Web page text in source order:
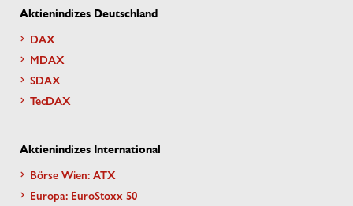
Aktienindizes Deutschland
DAX
MDAX
SDAX
TecDAX
Aktienindizes International
Börse Wien: ATX
Europa: EuroStoxx 50